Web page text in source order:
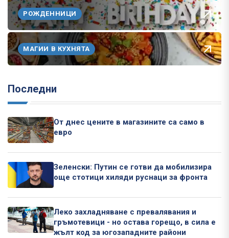
РОЖДЕННИЦИ
МАГИИ В КУХНЯТА
Последни
От днес цените в магазините са само в
евро
Зеленски: Путин се готви да мобилизира
още стотици хиляди руснаци за фронта
Леко захладняване с превалявания и
гръмотевици - но остава горещо, в сила е
жълт код за югозападните райони